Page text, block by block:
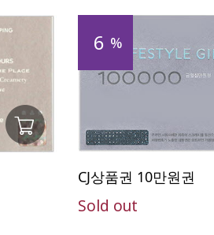
6 %
CJ상품권 10만원권
Sold out